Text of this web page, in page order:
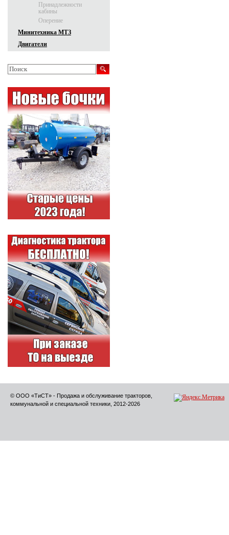
Принадлежности
кабины
Оперение
Минитехника МТЗ
Двигатели
© ООО «ТиСТ» - Продажа и обслуживание тракторов,
коммунальной и специальной техники, 2012-2026